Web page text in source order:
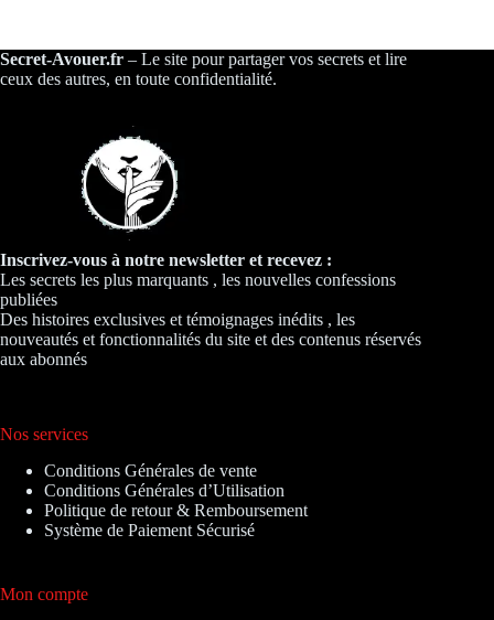
Secret-Avouer.fr – Le site pour partager vos secrets et lire
ceux des autres, en toute confidentialité.
Inscrivez-vous à notre newsletter et recevez :
Les secrets les plus marquants , les nouvelles confessions
publiées
Des histoires exclusives et témoignages inédits , les
nouveautés et fonctionnalités du site et des contenus réservés
aux abonnés
Nos services
Conditions Générales de vente
Conditions Générales d’Utilisation
Politique de retour & Remboursement
Système de Paiement Sécurisé
Mon compte